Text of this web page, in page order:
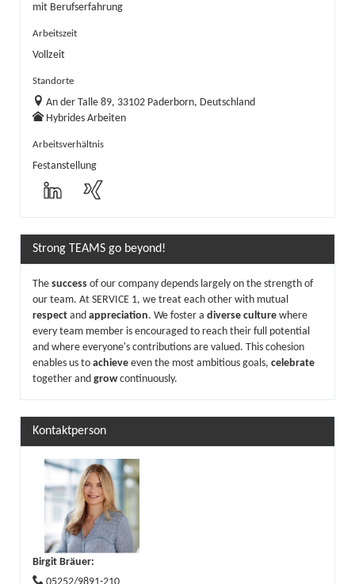
mit Berufserfahrung
Arbeitszeit
Vollzeit
Standorte
An der Talle 89, 33102 Paderborn, Deutschland
Hybrides Arbeiten
Arbeitsverhältnis
Festanstellung
Strong TEAMS go beyond!
The success of our company depends largely on the strength of
our team. At SERVICE 1, we treat each other with mutual
respect and appreciation. We foster a diverse culture where
every team member is encouraged to reach their full potential
and where everyone's contributions are valued. This cohesion
enables us to achieve even the most ambitious goals, celebrate
together and growcontinuously.
Kontaktperson
Birgit Bräuer: